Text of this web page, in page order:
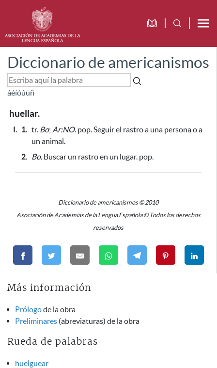
Diccionario de americanismos
áéíóúüñ
huellar.
I. 1. tr. Bo; Ar:NO. pop. Seguir el rastro a una persona o a
un animal.
2. Bo. Buscar un rastro en un lugar. pop.
Diccionario de americanismos © 2010
Asociación de Academias de la Lengua Española © Todos los derechos
reservados
Más información
Prólogode la obra
Preliminares (abreviaturas) de la obra
Rueda de palabras
huelguear